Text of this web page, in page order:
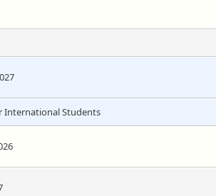
International Students